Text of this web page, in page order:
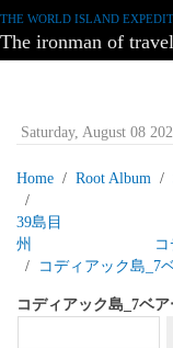
THE WORLD ISLAND
The ironman of
Saturday, August 08
Home Root Album
39島目 アメ
州 コディ
コディアック島_7
コディアック島_7ベ